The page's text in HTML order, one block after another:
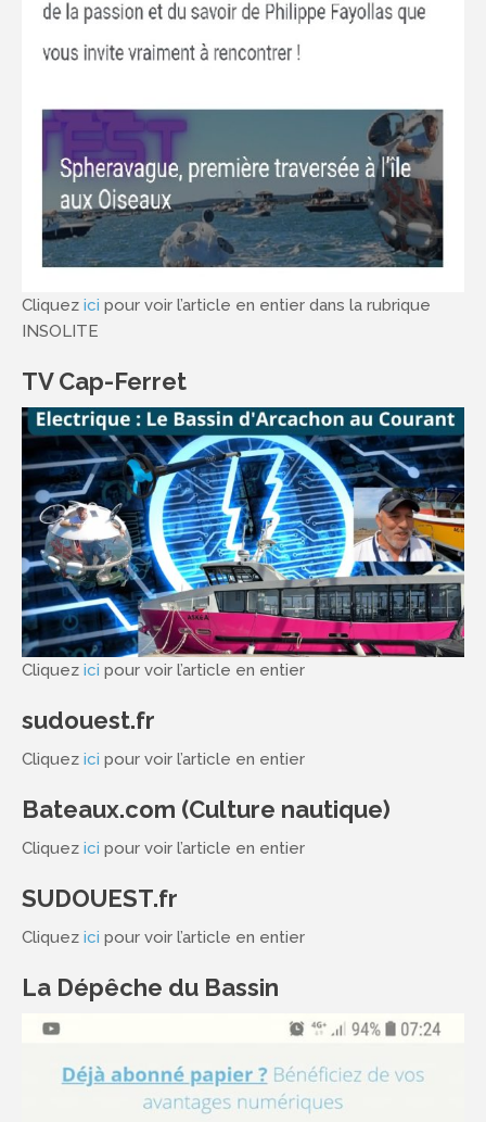
Cliquez ici pour voir l’article en entier dans la rubrique
INSOLITE
TV Cap-Ferret
Cliquez ici pour voir l’article en entier
sudouest.fr
Cliquez ici pour voir l’article en entier
Bateaux.com (Culture nautique)
Cliquez ici pour voir l’article en entier
SUDOUEST.fr
Cliquez ici pour voir l’article en entier
La Dépêche du Bassin